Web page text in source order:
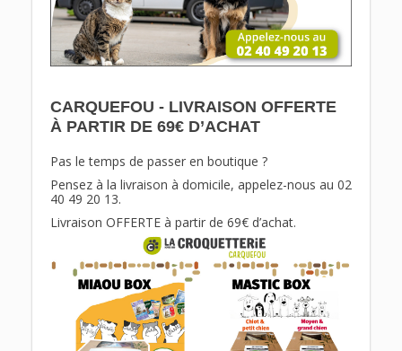
CARQUEFOU - LIVRAISON OFFERTE
À PARTIR DE 69€ D’ACHAT
Pas le temps de passer en boutique ?
Pensez à la livraison à domicile, appelez-nous au 02
40 49 20 13.
Livraison OFFERTE à partir de 69€ d’achat.